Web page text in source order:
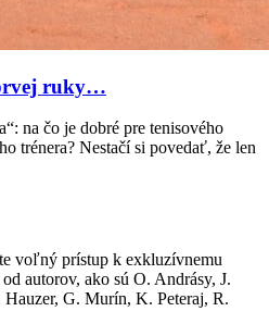
ruky…
na čo je dobré pre tenisového
trénera? Nestačí si povedať, že len
voľný prístup k exkluzívnemu
autorov, ako sú O. Andrásy, J.
Hauzer, G. Murín, K. Peteraj, R.